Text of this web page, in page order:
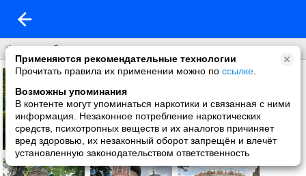
Применяются рекомендательные технологии
Прочитать правила их применении можно по ссылке
Возможны упоминания
В контенте могут упоминаться наркотики и связанная с ними
информация. Незаконное потребление наркотических
средств, психотропных веществ и их аналогов причиняет
вред здоровью, их незаконный оборот запрещён и влечёт
установленную законодательством ответственность
Фон на обложку